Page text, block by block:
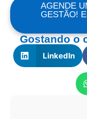
AGENDE
GESTÃO!
Gostando o
LinkedIn